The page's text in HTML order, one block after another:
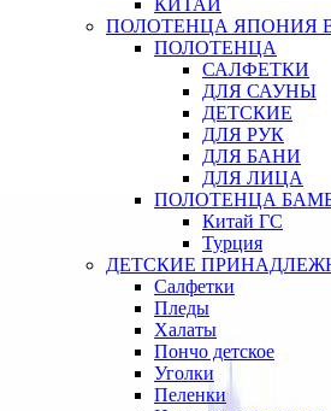
КИТАЙ
ПОЛОТЕНЦА ЯПОНИЯ
ПОЛОТЕНЦА
САЛФЕТКИ
ДЛЯ САУНЫ
ДЕТСКИЕ
ДЛЯ РУК
ДЛЯ БАНИ
ДЛЯ ЛИЦА
ПОЛОТЕНЦА
Китай ГС
Турция
ДЕТСКИЕ
Салфетки
Пледы
Халаты
Пончо детское
Уголки
Пеленки